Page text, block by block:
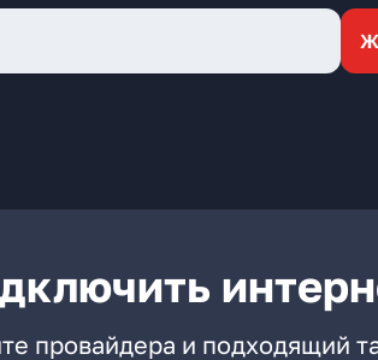
провайдера и подходящий